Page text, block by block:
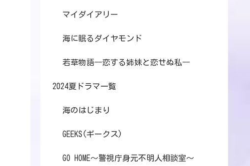
マイダイアリー
海に眠るダイヤモンド
若草物語―恋する姉妹と恋せぬ私―
2024夏ドラマ一覧
海のはじまり
GEEKS(ギークス)
GO HOME～警視庁身元不明人相談室～